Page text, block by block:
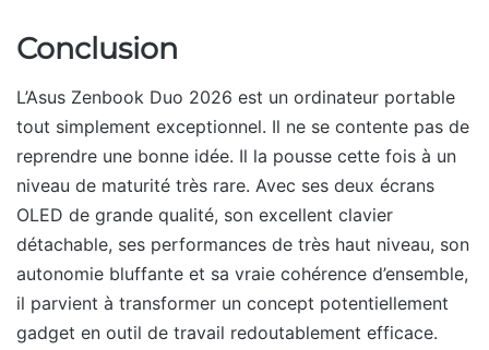
Conclusion
L’Asus Zenbook Duo 2026 est un ordinateur portable
tout simplement exceptionnel. Il ne se contente pas de
reprendre une bonne idée. Il la pousse cette fois à un
niveau de maturité très rare. Avec ses deux écrans
OLED de grande qualité, son excellent clavier
détachable, ses performances de très haut niveau, son
autonomie bluffante et sa vraie cohérence d’ensemble,
il parvient à transformer un concept potentiellement
gadget en outil de travail redoutablement efficace.